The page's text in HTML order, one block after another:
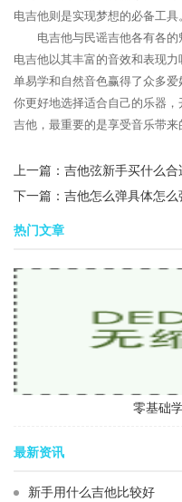
电吉他则是实现梦想的必备工具
电吉他与民谣吉他各有各的
电吉他以其丰富的音效和表现
单易学和自然音色赢得了众多
你更好地选择适合自己的乐器
吉他，最重要的是享受音乐带来
上一篇： 吉他弦新手买什么合
下一篇： 吉他怎么弹具体怎么
热门文章
零基础
最新资讯
新手用什么吉他比较好